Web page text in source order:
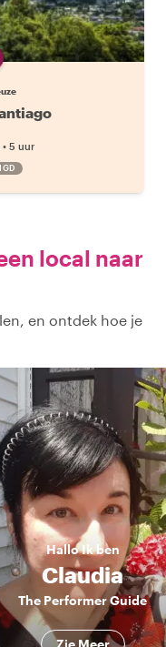
• 5 uur
local naar
en ontdek hoe je
HalloIk ben
Claudia
The Performer Guide
Zie Meer